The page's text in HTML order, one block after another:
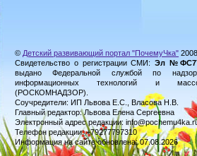
© Детский развивающий портал "ПочемуЧка"
Свидетельство о регистрации СМИ: Эл №ФС77-
выдано Федеральной службой по
информационных технологий и
(РОСКОМНАДЗОР).
Соучредители: ИП Львова Е.С., Власова Н.В.
Главный редактор: Львова Елена Сергеевна
Электронный адрес редакции:
Телефон редакции: +79277797310
Информация на сайте обновлена: 07.08.2026